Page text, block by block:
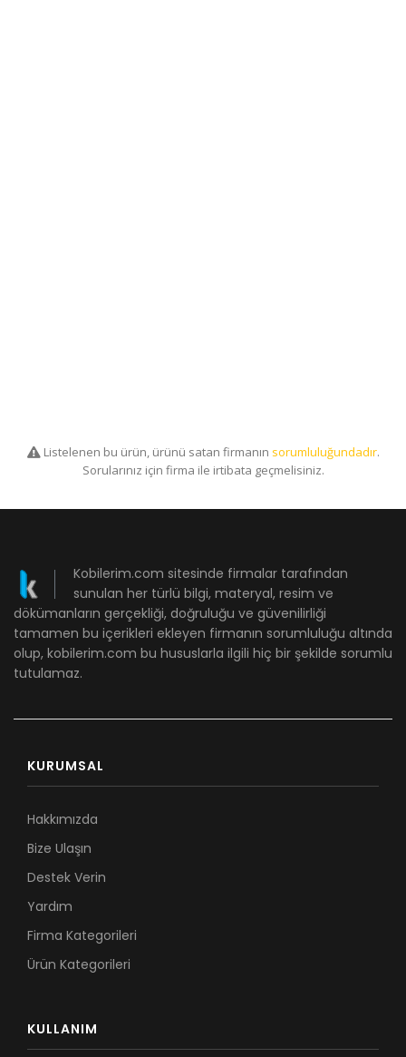
Listelenen bu ürün, ürünü satan firmanın sorumluluğundadır.
Sorularınız için firma ile irtibata geçmelisiniz.
Kobilerim.com sitesinde firmalar tarafından
sunulan her türlü bilgi, materyal, resim ve
dökümanların gerçekliği, doğruluğu ve güvenilirliği
tamamen bu içerikleri ekleyen firmanın sorumluluğu altında
olup, kobilerim.com bu hususlarla ilgili hiç bir şekilde sorumlu
tutulamaz.
KURUMSAL
Hakkımızda
Bize Ulaşın
Destek Verin
Yardım
Firma Kategorileri
Ürün Kategorileri
KULLANIM